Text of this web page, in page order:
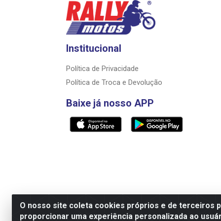
O nosso site coleta cookies próprios e de terceiros
proporcionar uma experiência personalizada ao
Institucional
Política de Privacidade
Política de Troca e Devolução
Baixe já nosso APP